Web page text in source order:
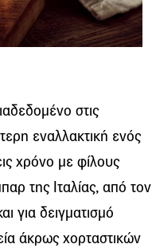
στις
εναλλακτική ενός
χρόνο με φίλους
της Ιταλίας, από τον
για δειγματισμό
άκρως χορταστικών